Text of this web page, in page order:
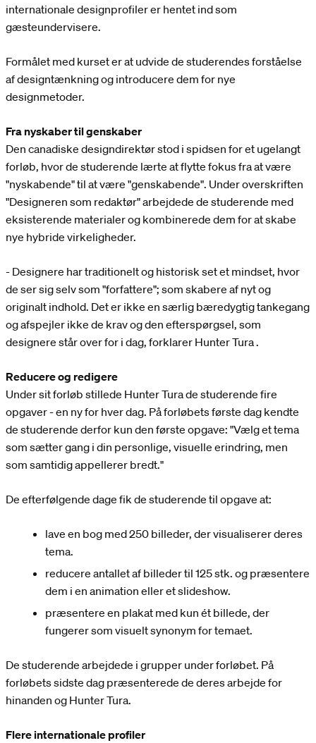
internationale designprofiler er hentet ind som
gæsteundervisere.
Formålet med kurset er at udvide de studerendes forståelse
af designtænkning og introducere dem for nye
designmetoder.
Fra nyskaber til genskaber
Den canadiske designdirektør stod i spidsen for et ugelangt
forløb, hvor de studerende lærte at flytte fokus fra at være
"nyskabende" til at være "genskabende". Under overskriften
"Designeren som redaktør" arbejdede de studerende med
eksisterende materialer og kombinerede dem for at skabe
nye hybride virkeligheder.
- Designere har traditionelt og historisk set et mindset, hvor
de ser sig selv som "forfattere"; som skabere af nyt og
originalt indhold. Det er ikke en særlig bæredygtig tankegang
og afspejler ikke de krav og den efterspørgsel, som
designere står over for i dag, forklarer Hunter Tura .
Reducere og redigere
Under sit forløb stillede Hunter Tura de studerende fire
opgaver - en ny for hver dag. På forløbets første dag kendte
de studerende derfor kun den første opgave: "Vælg et tema
som sætter gang i din personlige, visuelle erindring, men
som samtidig appellerer bredt."
De efterfølgende dage fik de studerende til opgave at:
lave en bog med 250 billeder, der visualiserer deres
tema.
reducere antallet af billeder til 125 stk. og præsentere
dem i en animation eller et slideshow.
præsentere en plakat med kun ét billede, der
fungerer som visuelt synonym for temaet.
De studerende arbejdede i grupper under forløbet. På
forløbets sidste dag præsenterede de deres arbejde for
hinanden og Hunter Tura.
Flere internationale profiler